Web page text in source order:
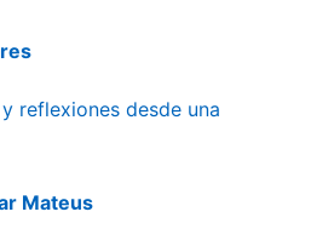
reflexiones desde una
Mateus